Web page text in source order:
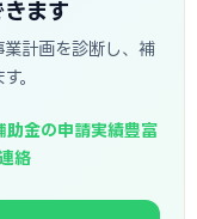
ます
計画を診断し、補
。
助金の申請実績豊富
絡